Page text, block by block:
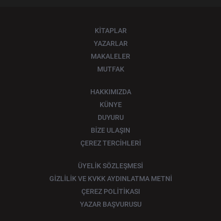
KİTAPLAR
YAZARLAR
MAKALELER
MUTFAK
HAKKIMIZDA
KÜNYE
DUYURU
BİZE ULAŞIN
ÇEREZ TERCİHLERİ
ÜYELİK SÖZLEŞMESİ
GİZLİLİK VE KVKK AYDINLATMA METNİ
ÇEREZ POLİTİKASI
YAZAR BAŞVURUSU